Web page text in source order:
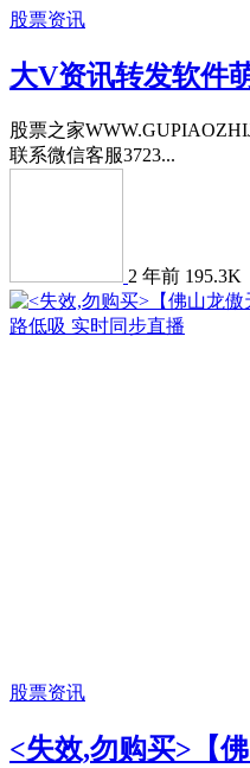
股票资讯
大V资讯转发软件
股票之家
联系微信客服3723...
2 年前 195.3K
股票资讯
<失效,勿购买>【